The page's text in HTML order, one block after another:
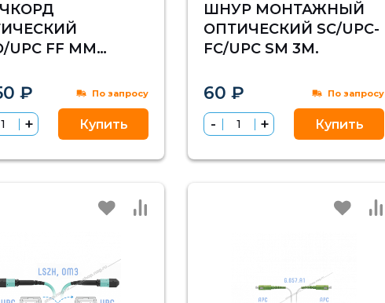
UPC FF MM
1 МЕТРА
₽ По запросу
Купить
ШНУР МОНТАЖНЫЙ
ОПТИЧЕСКИЙ SC/UPC-
FC/UPC SM 3М.
60 ₽ По запросу
Купить